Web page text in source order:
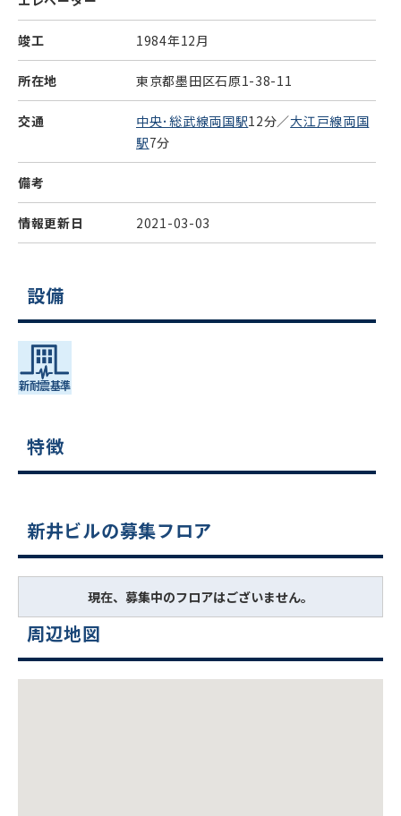
竣工 1984年12月
所在地 東京都墨田区石原1-38-11
交通 中央･総武線両国駅12分／大江戸線両国
駅7分
備考
情報更新日 2021-03-03
設備
特徴
新井ビルの募集フロア
現在、募集中のフロアはございません。
周辺地図